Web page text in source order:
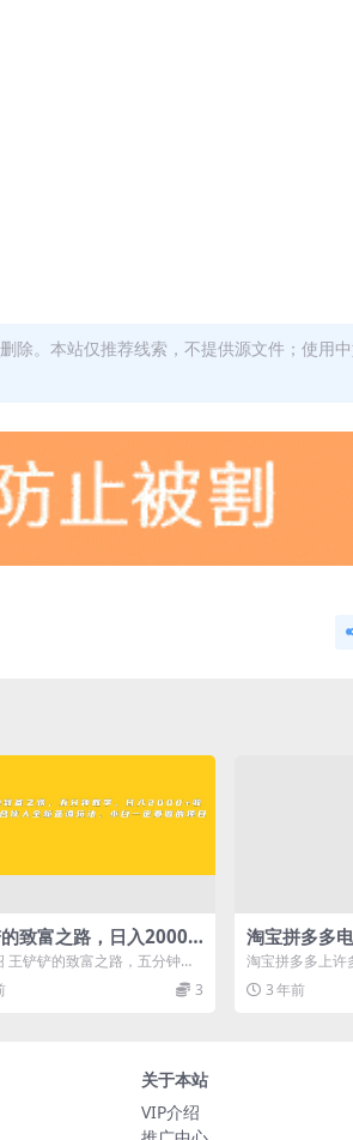
除。本站仅推荐线索，不提供源文件；使用
致富之路，日入2000
五分钟教学，抖音合伙
海玩法，小白一定要做
王铲铲的致富之路，五分钟教
2000+收益，抖音合伙人全新
3
淘宝拼多多
只需要花上1
少给你引流50
淘宝拼多多上许
卖出去的产品
联系方式，创...
3 年前
关于本站
VIP介绍